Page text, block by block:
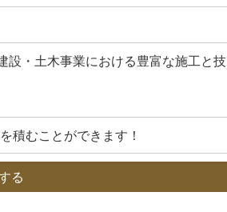
設・土木事業における豊富な施工と技
積むことができます！
る